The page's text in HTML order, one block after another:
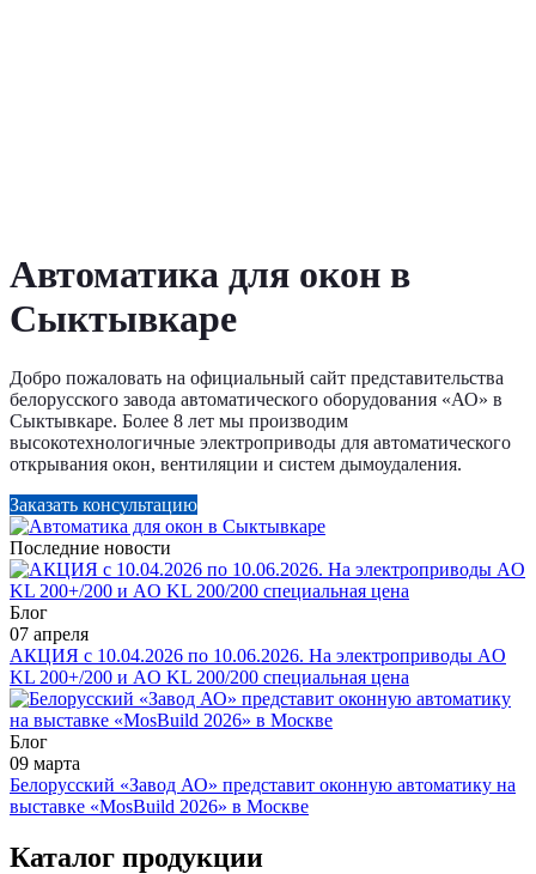
Автоматика для окон в
Сыктывкаре
Добро пожаловать на официальный сайт представительства
белорусского завода автоматического оборудования «АО» в
Сыктывкаре. Более 8 лет мы производим
высокотехнологичные электроприводы для автоматического
открывания окон, вентиляции и систем дымоудаления.
Заказать консультацию
Последние новости
Блог
07 апреля
АКЦИЯ с 10.04.2026 по 10.06.2026. На электроприводы AO
KL 200+/200 и AO KL 200/200 специальная цена
Блог
09 марта
Белорусский «Завод АО» представит оконную автоматику на
выставке «MosBuild 2026» в Москве
Каталог продукции